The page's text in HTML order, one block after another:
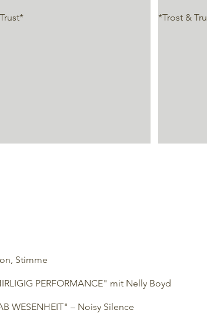
*Trost &
Stimme
PERFORMANCE" mit Nelly Boyd
WESENHEIT" – Noisy Silence